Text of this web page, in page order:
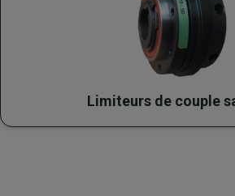
Limiteurs de couple